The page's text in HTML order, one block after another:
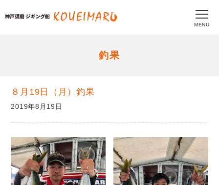
MENU
釣果
８月19日（月）釣果
2019年8月19日